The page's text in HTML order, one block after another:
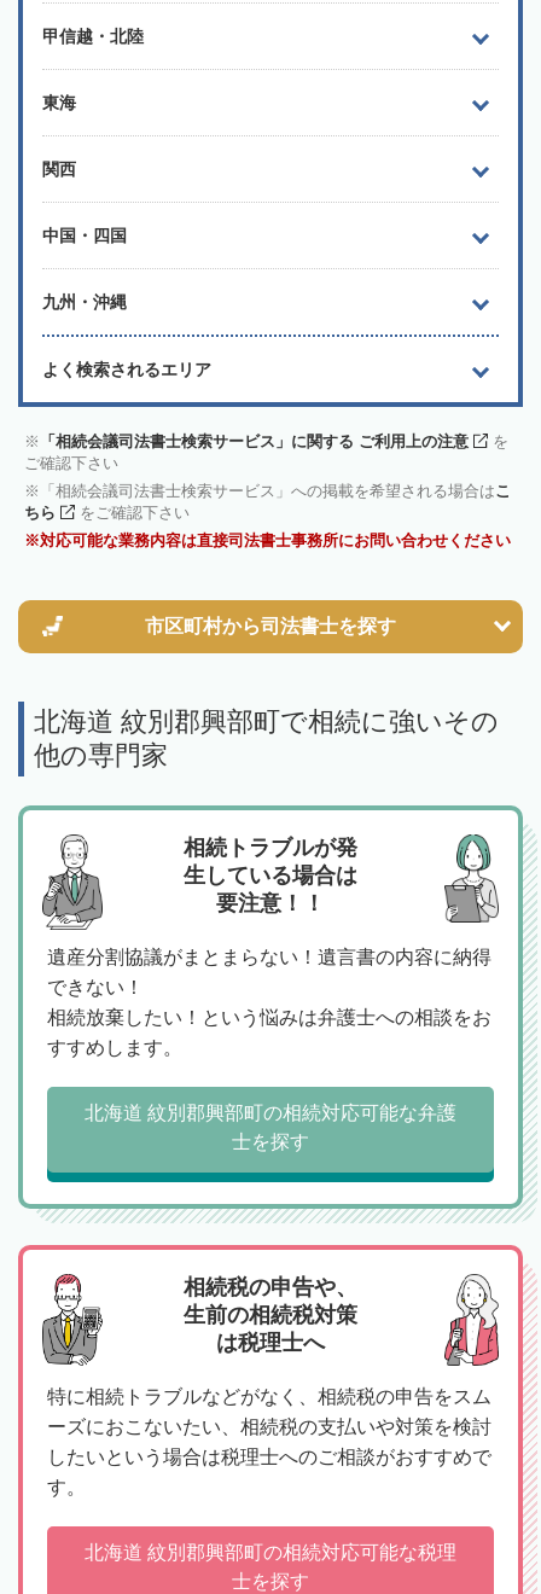
甲信越・北陸
東海
関西
中国・四国
九州・沖縄
よく検索されるエリア
「相続会議司法書士検索サービス」に関する ご利用上の注意
を
ご確認下さい
「相続会議司法書士検索サービス」への掲載を希望される場合はこ
ちら
をご確認下さい
対応可能な業務内容は直接司法書士事務所にお問い合わせください
市区町村から司法書士を探す
北海道 紋別郡興部町で相続に強いその
他の専門家
相続トラブルが発
生している場合は
要注意！！
遺産分割協議がまとまらない！遺言書の内容に納得
できない！
相続放棄したい！という悩みは弁護士への相談をお
すすめします。
北海道 紋別郡興部町の相続対応可能な弁護
士を探す
相続税の申告や、
生前の相続税対策
は税理士へ
特に相続トラブルなどがなく、相続税の申告をスム
ーズにおこないたい、相続税の支払いや対策を検討
したいという場合は税理士へのご相談がおすすめで
す。
北海道 紋別郡興部町の相続対応可能な税理
士を探す